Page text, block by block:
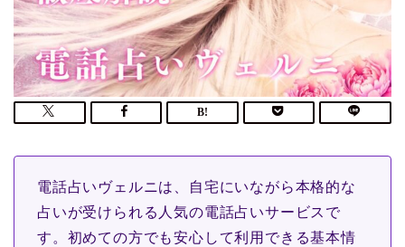
電話占いヴェルニは、自宅にいながら本格的な
占いが受けられる人気の電話占いサービスで
す。初めての方でも安心して利用できる基本情